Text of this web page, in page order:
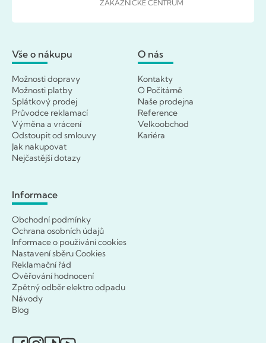
ZÁKAZNICKÉ CENTRUM
Vše o nákupu
Možnosti dopravy
Možnosti platby
Splátkový prodej
Průvodce reklamací
Výměna a vrácení
Odstoupit od smlouvy
Jak nakupovat
Nejčastější dotazy
O nás
Kontakty
O Počítárně
Naše prodejna
Reference
Velkoobchod
Kariéra
Informace
Obchodní podmínky
Ochrana osobních údajů
Informace o používání cookies
Nastavení sběru Cookies
Reklamační řád
Ověřování hodnocení
Zpětný odběr elektro odpadu
Návody
Blog